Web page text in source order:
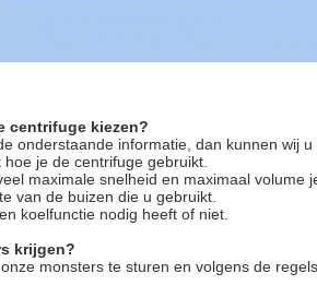
centrifuge kiezen?
onderstaande informatie, dan kunnen wij
je de centrifuge gebruikt.
maximale snelheid en maximaal volume
van de buizen die u gebruikt.
koelfunctie nodig heeft of niet.
krijgen?
monsters te sturen en volgens de